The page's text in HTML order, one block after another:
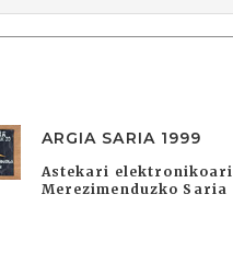
ARGIA SARIA 1999
Astekari elektronikoari
Merezimenduzko Saria